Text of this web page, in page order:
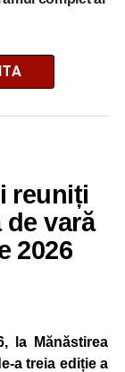
reuniți
de vară
2026
la Mănăstirea
a treia ediție a